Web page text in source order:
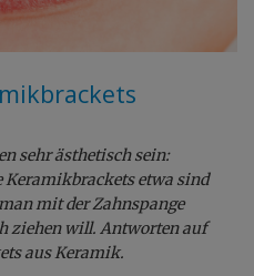
sehr ästhetisch sein:
Keramikbrackets etwa sind
mit der Zahnspange
ziehen will. Antworten auf
aus Keramik.